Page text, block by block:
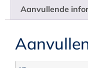
Aanvullende